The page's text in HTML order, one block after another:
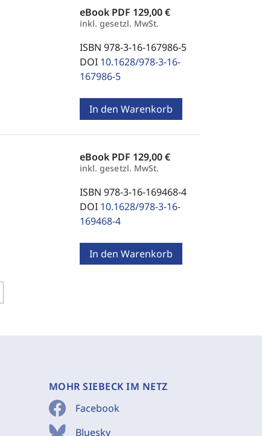
eBook PDF 129,00 €
inkl. gesetzl. MwSt.
ISBN 978-3-16-167986-5
DOI 10.1628/978-3-16-
167986-5
In den Warenkorb
eBook PDF 129,00 €
inkl. gesetzl. MwSt.
ISBN 978-3-16-169468-4
DOI 10.1628/978-3-16-
169468-4
In den Warenkorb
MOHR SIEBECK IM NETZ
Facebook
Bluesky